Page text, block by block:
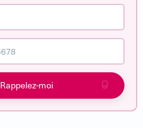
Rappelez-moi